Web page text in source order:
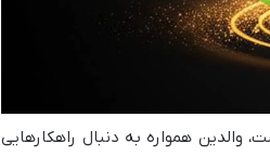
والدین همواره به دنبال راهکارهایی